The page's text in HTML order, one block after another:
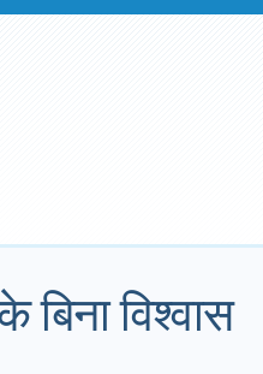
विश्वास